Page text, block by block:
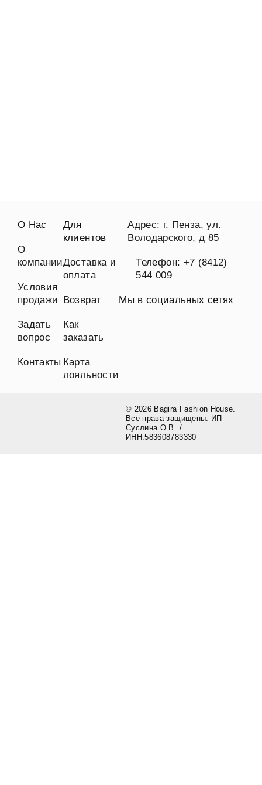
О Нас
О
компании
Условия
продажи
Задать
вопрос
Контакты
Для
клиентов
Доставка и
оплата
Возврат
Как
заказать
Карта
лояльности
Адрес: г. Пенза, ул.
Володарского, д 85
Телефон: +7 (8412)
544 009
Мы в социальных сетях
© 2026 Bagira Fashion House.
Все права защищены. ИП
Суслина О.В. /
ИНН:583608783330